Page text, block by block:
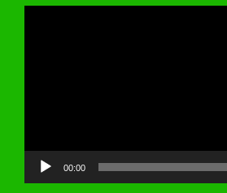
00:00